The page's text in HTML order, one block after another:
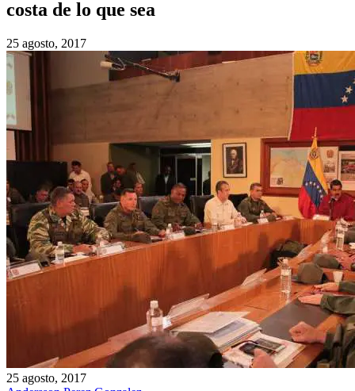
costa de lo que sea
25 agosto, 2017
25 agosto, 2017